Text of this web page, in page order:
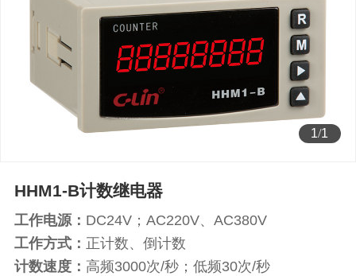
1/1
HHM1-B计数继电器
工作电源： DC24V；AC220V、AC380V
工作方式： 正计数、倒计数
计数速度： 高频3000次/秒；低频30次/秒